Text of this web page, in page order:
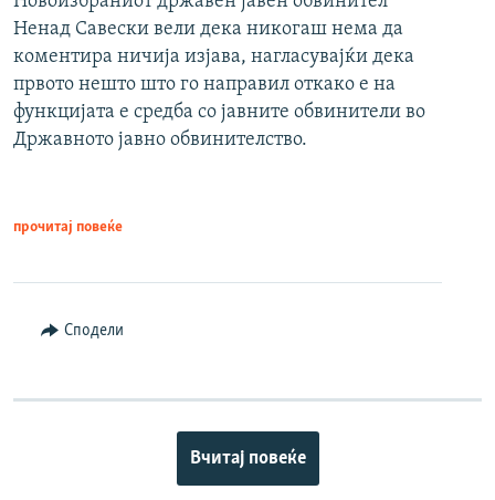
Ненад Савески вели дека никогаш нема да
коментира ничија изјава, нагласувајќи дека
првото нешто што го направил откако е на
функцијата е средба со јавните обвинители во
Државното јавно обвинителство.
прочитај повеќе
Сподели
Вчитај повеќе